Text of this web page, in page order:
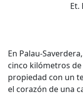
Et.
En Palau-
cinco kilómetros de
propiedad con un
el corazón de una